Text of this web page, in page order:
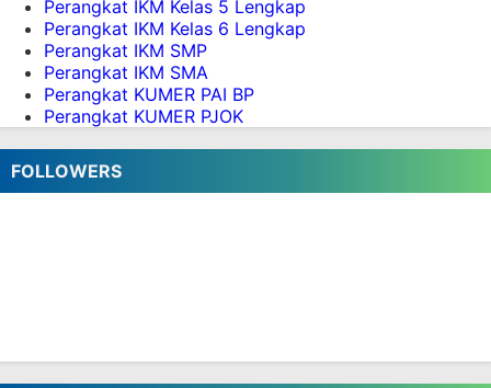
Kurikulum Merdeka Terbaru Tahun 2025
Semester 1 dan 2
Download KKTP SD Kurikulum Merdeka Kelas 5
Semester 1 dan 2
Download ATP SD Kurikulum Merdeka Kelas 5
Download Prota dan Promes Kelas 5 SD
Kurikulum Merdeka Semester 1 dan 2
Perangkat IKM Kelas 5 Lengkap
Perangkat IKM Kelas 6 Lengkap
Perangkat IKM SMP
Perangkat IKM SMA
Perangkat KUMER PAI BP
Perangkat KUMER PJOK
FOLLOWERS